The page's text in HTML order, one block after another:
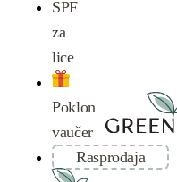
SPF
za
lice
Poklon
vaučer
Rasprodaja